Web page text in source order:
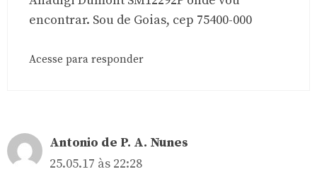
encontrar. Sou de Goias, cep 75400-000
Acesse para responder
Antonio de P. A. Nunes
25.05.17 às 22:28